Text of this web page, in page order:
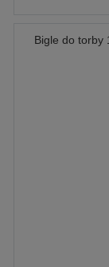
Bigle do torby